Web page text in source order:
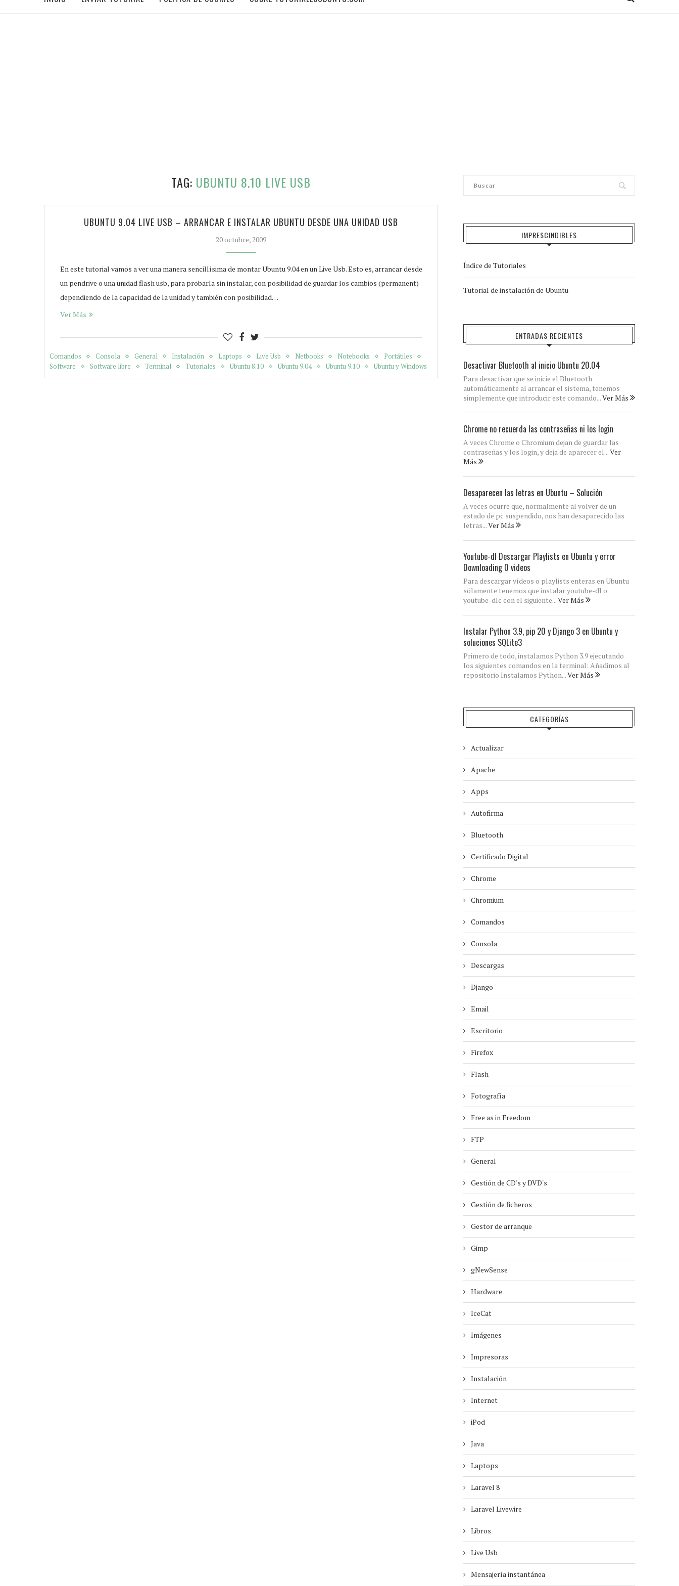
TAG: UBUNTU 8.10 LIVE USB
UBUNTU 9.04 LIVE USB – ARRANCAR E INSTALAR UBUNTU DESDE UNA UNIDAD USB
20 octubre, 2009
En este tutorial vamos a ver una manera sencillísima de montar Ubuntu 9.04 en un Live Usb. Esto es, arrancar desde
un pendrive o una unidad flash usb, para probarla sin instalar, con posibilidad de guardar los cambios (permanent)
dependiendo de la capacidad de la unidad y también con posibilidad…
Ver Más
Comandos Consola General Instalación Laptops Live Usb Netbooks Notebooks
Portátiles
Software
Software libre Terminal Tutoriales Ubuntu 8.10 Ubuntu 9.04 Ubuntu 9.10 Ubuntu y Windows
IMPRESCINDIBLES
Índice de Tutoriales
Tutorial de instalación de Ubuntu
ENTRADAS RECIENTES
Desactivar Bluetooth al inicio Ubuntu 20.04
Para desactivar que se inicie el Bluetooth
automáticamente al arrancar el sistema, tenemos
simplemente que introducir este comando...Ver Más
Chrome no recuerda las contraseñas ni los login
A veces Chrome o Chromium dejan de guardar las
contraseñas y los login, y deja de aparecer el...Ver
Más
Desaparecen las letras en Ubuntu – Solución
A veces ocurre que, normalmente al volver de un
estado de pc suspendido, nos han desaparecido las
letras...Ver Más
Youtube-dl Descargar Playlists en Ubuntu y error
Downloading 0 videos
Para descargar vídeos o playlists enteras en Ubuntu
sólamente tenemos que instalar youtube-dl o
youtube-dlc con el siguiente...Ver Más
Instalar Python 3.9, pip 20 y Django 3 en Ubuntu y
soluciones SQLite3
Primero de todo, instalamos Python 3.9 ejecutando
los siguientes comandos en la terminal: Añadimos al
repositorio Instalamos Python...Ver Más
CATEGORÍAS
Actualizar
Apache
Apps
Autofirma
Bluetooth
Certificado Digital
Chrome
Chromium
Comandos
Consola
Descargas
Django
Email
Escritorio
Firefox
Flash
Fotografía
Free as in Freedom
FTP
General
Gestión de CD's y DVD's
Gestión de ficheros
Gestor de arranque
Gimp
gNewSense
Hardware
IceCat
Imágenes
Impresoras
Instalación
Internet
iPod
Java
Laptops
Laravel 8
Laravel Livewire
Libros
Live Usb
Mensajería instantánea